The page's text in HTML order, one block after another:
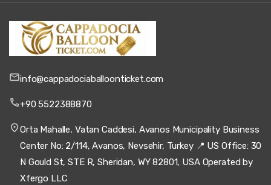
info@cappadociaballoonticket.com
+90 5522388870
Orta Mahalle, Vatan Caddesi, Avanos Municipality Business
Center No: 2/114, Avanos, Nevsehir, Turkey 📍 US Office: 30
N Gould St, STE R, Sheridan, WY 82801, USA Operated by
Xfergo LLC